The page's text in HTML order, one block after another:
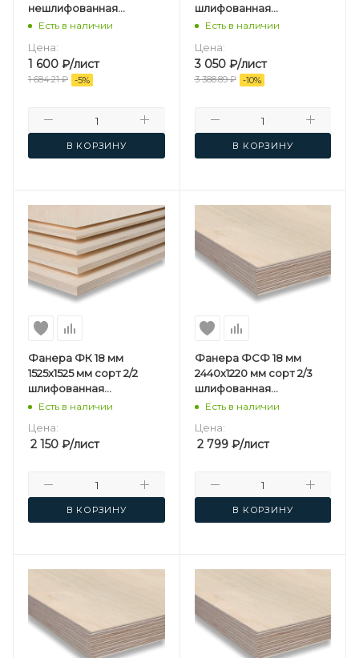
нешлифованная
березовая
Есть в наличии
Цена:
1 600 ₽/лист
1 684.21₽ -5%
В КОРЗИНУ
шлифованная
березовая
Есть в наличии
Цена:
3 050₽/лист
3 388.89₽ -10%
В КОРЗИНУ
Фанера ФК 18 мм
1525х1525 мм сорт 2/2
шлифованная
березовая
Есть в наличии
Цена:
2 150 ₽/лист
В КОРЗИНУ
Фанера ФСФ 18 мм
2440х1220 мм сорт 2/3
шлифованная
березовая
Есть в наличии
Цена:
2 799₽/лист
В КОРЗИНУ